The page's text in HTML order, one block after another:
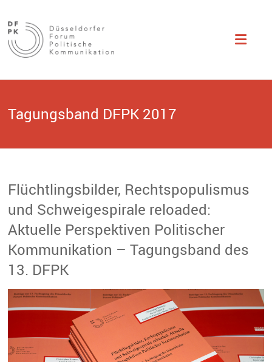
Düsseldorfer
Forum
Politische
Kommunikation
Studentisch
organisierte
Fachtagung zu
Themen der
Kommunikation.
Tagungsband DFPK 2017
Flüchtlingsbilder, Rechtspopulismus
und Schweigespirale reloaded:
Aktuelle Perspektiven Politischer
Kommunikation – Tagungsband des
13. DFPK